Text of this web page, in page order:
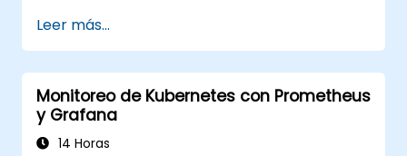
monitoreo.
Crear paneles simples y alertas para
visualizar el rendimiento del sistema.
Aplicar las mejores prácticas para
monitorear la disponibilidad y el
rendimiento del sistema.
Leer más...
Monitoreo de Kubernetes con Prometheus
y Grafana
14 Horas